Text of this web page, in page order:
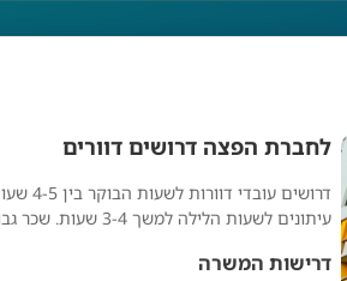
לחברת הפצה דרושים דוורים
דרושים
עיתונים לשעות הלילה למשך 3-4 שעות. שכר גבוה!
דרישות המשרה
דרושים